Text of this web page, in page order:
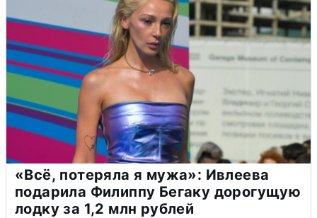
«Всё, потеряла я мужа»: Ивлеева
подарила Филиппу Бегаку дорогущую
лодку за 1,2 млн рублей